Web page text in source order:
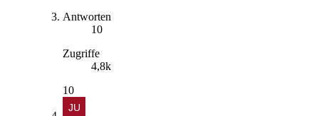
Antworten
10
Zugriffe
4,8k
10